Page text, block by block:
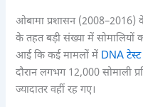
ओबामा प्रशासन (2008–2016)
के तहत बड़ी संख्या में सोमालियों
आई कि कई मामलों में DNA
दौरान लगभग 12,000 सोमाली
ज्यादातर वहीं रह गए।